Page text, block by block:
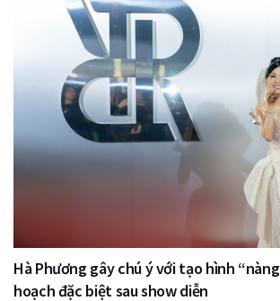
Hà Phương gây chú ý với tạo hình
hoạch đặc biệt sau show diễn